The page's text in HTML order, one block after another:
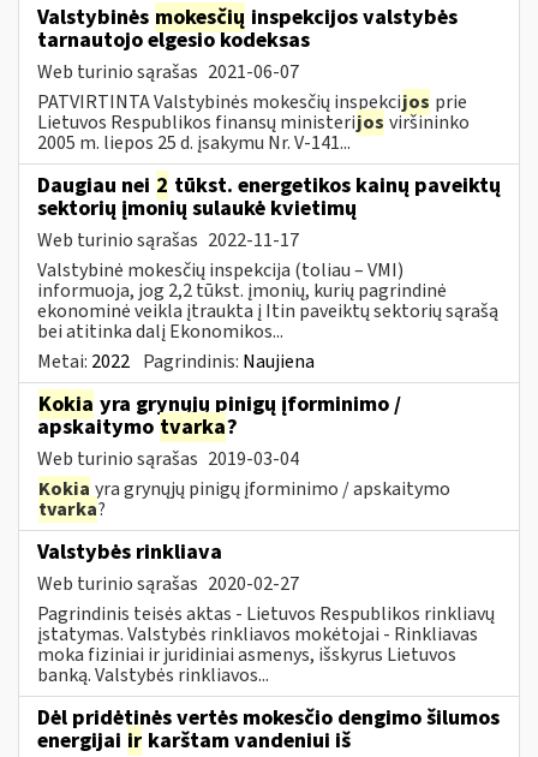
Valstybinės mokesčių inspekcijos valstybės
tarnautojo elgesio kodeksas
Web turinio sąrašas 2021-06-07
PATVIRTINTA Valstybinės mokesčių inspekcijos prie
Lietuvos Respublikos finansų ministerijos viršininko
2005 m. liepos 25 d. įsakymu Nr. V-141...
Daugiau nei 2 tūkst. energetikos kainų paveiktų
sektorių įmonių sulaukė kvietimų
Web turinio sąrašas 2022-11-17
Valstybinė mokesčių inspekcija (toliau – VMI)
informuoja, jog 2,2 tūkst. įmonių, kurių pagrindinė
ekonominė veikla įtraukta į Itin paveiktų sektorių sąrašą
bei atitinka dalį Ekonomikos...
Metai: 2022 Pagrindinis: Naujiena
Kokia yra grynųjų pinigų įforminimo /
apskaitymo tvarka?
Web turinio sąrašas 2019-03-04
Kokia yra grynųjų pinigų įforminimo / apskaitymo
tvarka?
Valstybės rinkliava
Web turinio sąrašas 2020-02-27
Pagrindinis teisės aktas - Lietuvos Respublikos rinkliavų
įstatymas. Valstybės rinkliavos mokėtojai - Rinkliavas
moka fiziniai ir juridiniai asmenys, išskyrus Lietuvos
banką. Valstybės rinkliavos...
Dėl pridėtinės vertės mokesčio dengimo šilumos
energijai ir karštam vandeniui iš